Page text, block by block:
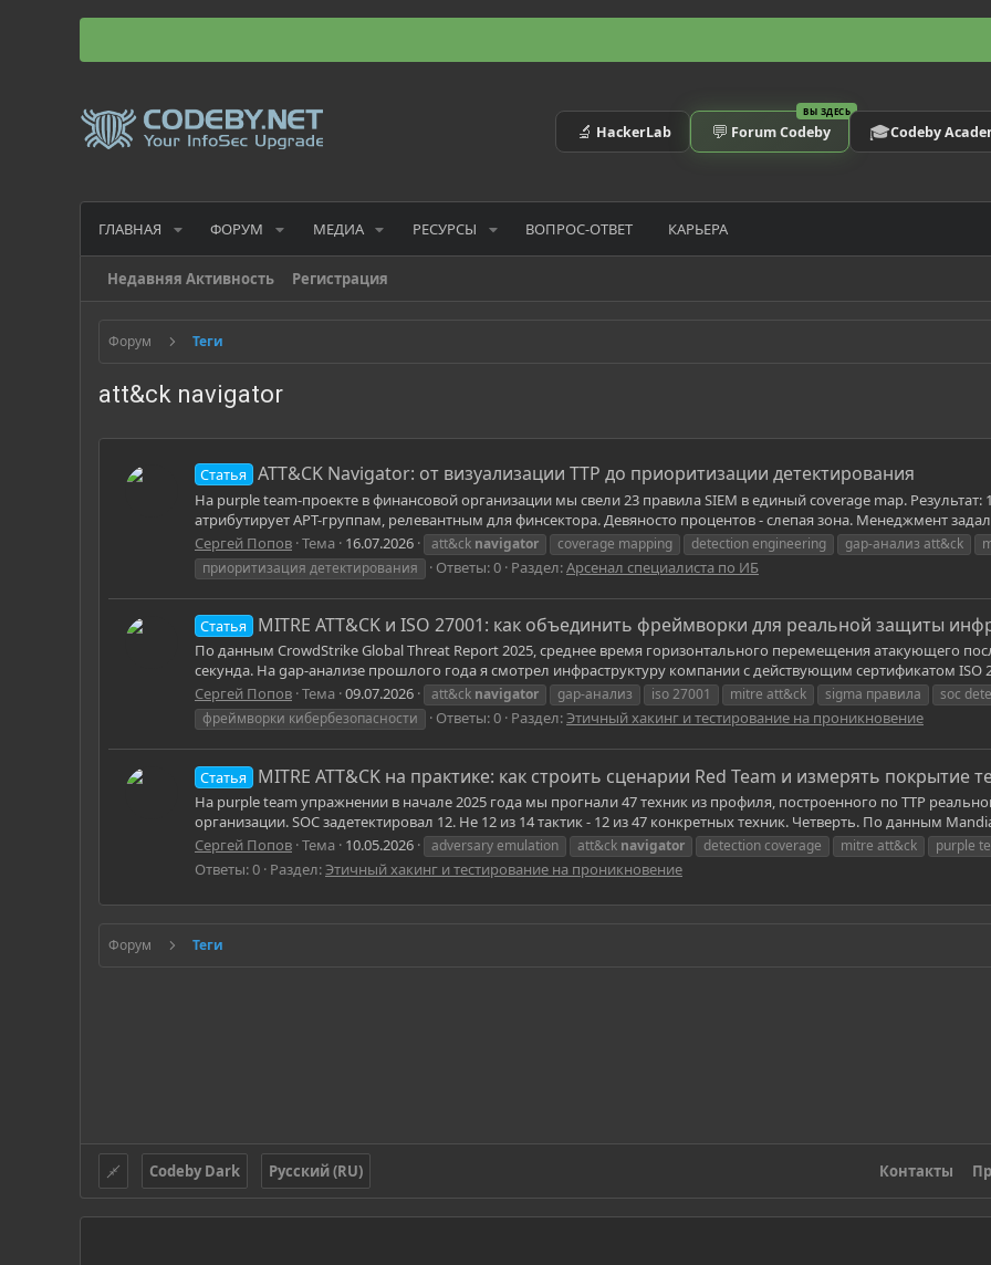
🔬 HackerLab
ВЫ ЗДЕСЬ
💬 Forum Codeby 🎓Codeby
ГЛАВНАЯ ФОРУМ МЕДИА РЕСУРСЫ ВОПРОС-ОТВЕТ КАРЬЕРА
Недавняя Активность Регистрация
Форум Теги
att&ck navigator
Статья ATT&CK Navigator: от визуализации TTP до приоритизации детектирования
На purple team-проекте в финансовой организации мы свели 23 правила SIEM в единый coverage map. Результат:
атрибутирует APT-группам, релевантным для финсектора. Девяносто процентов - слепая зона. Менеджмент
Сергей Попов Тема 16.07.2026 att&ck navigator coverage mapping detection engineering gap-анализ att&ck
приоритизация детектирования
Ответы: 0 Раздел:Арсенал специалиста по ИБ
Статья MITRE ATT&CK и ISO 27001: как объединить фреймворки для реальной защиты
По данным CrowdStrike Global Threat Report 2025, среднее время горизонтального перемещения атакующего
секунда. На gap-анализе прошлого года я смотрел инфраструктуру компании с действующим сертификатом ISO
Сергей Попов Тема 09.07.2026 att&ck navigator gap-анализ iso 27001 mitre att&ck sigma правила soc
фреймворки кибербезопасности
Ответы: 0 Раздел:Этичный хакинг и тестирование на проникновение
Статья MITRE ATT&CK на практике: как строить сценарии Red Team и измерять покрытие
На purple team упражнении в начале 2025 года мы прогнали 47 техник из профиля, построенного по TTP
организации. SOC задетектировал 12. Не 12 из 14 тактик - 12 из 47 конкретных техник. Четверть. По данным
Сергей Попов Тема 10.05.2026 adversary emulation att&ck navigator detection coverage mitre att&ck purple
Ответы: 0 Раздел:Этичный хакинг и тестирование на проникновение
Форум Теги
Codeby Dark Русский (RU) Контакты